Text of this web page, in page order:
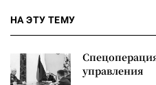
НА ЭТУ ТЕМУ
управления